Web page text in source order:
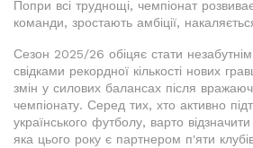
Попри всі труднощі, чемпіонат
команди, зростають амбіції,
Сезон 2025/26 обіцяє стати
свідками рекордної кількості нових
змін у силових балансах після
чемпіонату. Серед тих, хто активно
українського футболу, варто
яка цього року є партнером п'яти